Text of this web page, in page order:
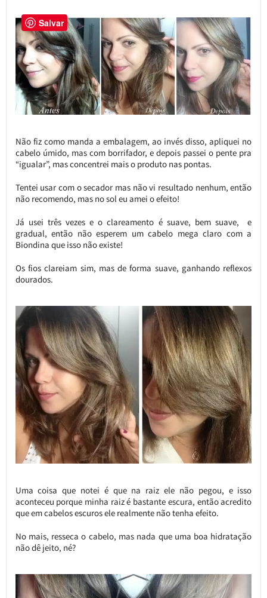
Não fiz como manda a embalagem, ao invés disso, apliquei no
cabelo úmido, mas com borrifador, e depois passei o pente pra
“igualar”, mas concentrei mais o produto nas pontas.
Tentei usar com o secador mas não vi resultado nenhum, então
não recomendo, mas no sol eu amei o efeito!
Já usei três vezes e o clareamento é suave, bem suave, e
gradual, então não esperem um cabelo mega claro com a
Biondina que isso não existe!
Os fios clareiam sim, mas de forma suave, ganhando reflexos
dourados.
Uma coisa que notei é que na raiz ele não pegou, e isso
aconteceu porque minha raiz é bastante escura, então acredito
que em cabelos escuros ele realmente não tenha efeito.
No mais, resseca o cabelo, mas nada que uma boa hidratação
não dê jeito, né?
Salvar